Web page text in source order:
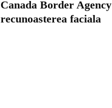
Canada Border Agency
recunoasterea faciala